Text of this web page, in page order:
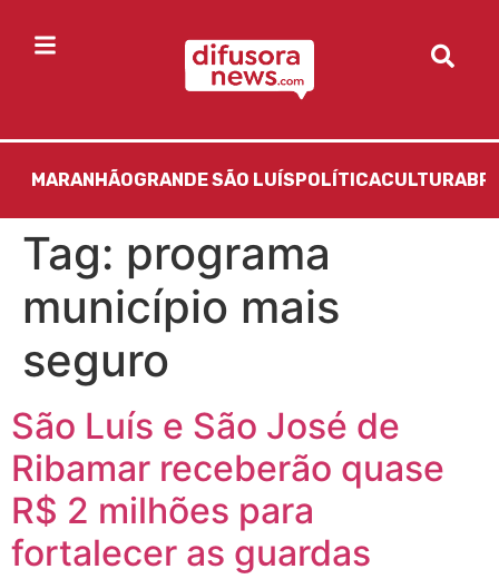
MARANHÃOGRANDE SÃO LUÍS POLÍTICACULTURA
Tag: programa
município mais
seguro
São Luís e São José de
Ribamar receberão quase
R$ 2 milhões para
fortalecer as guardas